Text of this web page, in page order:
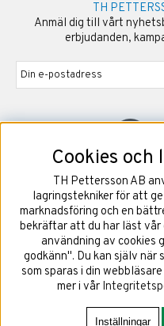
TH
Anmäl dig till vårt
erbjudanden,
©2026
Cookies och
TH Pettersson AB
lagringstekniker för att
marknadsföring och en
bekräftar att du har läst vår
användning av cookies
godkänn". Du kan själv när
som sparas i din
mer i vår
Inställningar